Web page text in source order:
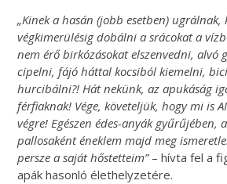
„Kinek a hasán (jobb esetben) ugrálnak,
végkimerülésig dobálni a srácokat a
nem érő birkózásokat elszenvedni, alvó
cipelni, fájó háttal kocsiból kiemelni,
hurcibálni?! Hát nekünk, az apukáság
férfiaknak! Vége, követeljük, hogy mi is
végre! Egészen édes-anyák gyűrűjében,
pallosaként éneklem majd meg
persze a saját hőstetteim”– hívta fel a
apák hasonló élethelyzetére.